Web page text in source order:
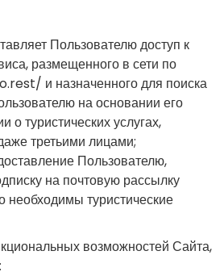
Пользователю доступ к
размещенного в сети по
и назначенного для поиска
на основании его
туристических услугах,
третьими лицами;
Пользователю,
на почтовую рассылку
туристические
возможностей Сайта,